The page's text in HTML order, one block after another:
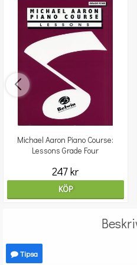
Michael Aaron Piano Course:
Lessons Grade Four
247 kr
KÖP
Tipsa